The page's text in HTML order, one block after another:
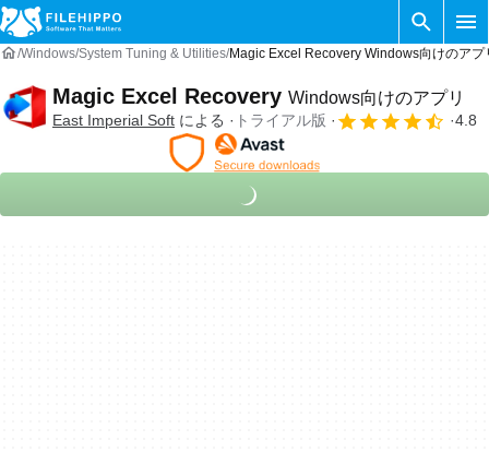
Windows System Tuning & Utilities Magic Excel Recovery Windows向けのアプ
Magic Excel Recovery Windows向けのアプリ
East Imperial Soft による トライアル版 4.8